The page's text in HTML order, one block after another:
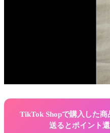
TikTok Shopで購入した
送るとポイント